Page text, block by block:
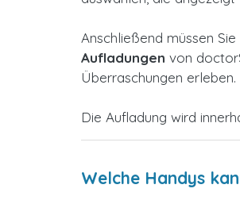
Anschließend müssen
Aufladungen von
Überraschungen erleben.
Die Aufladung wird
Welche Handys